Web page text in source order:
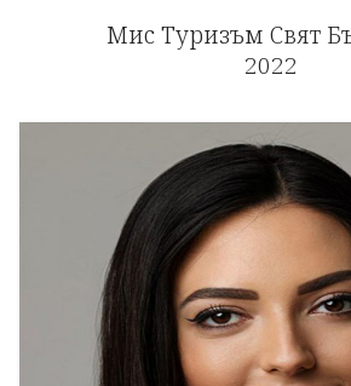
Мис Туризъм Свят
2022